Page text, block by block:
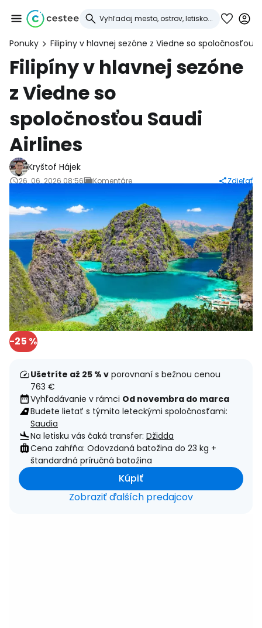
Ponuky Filipíny v hlavnej sezóne z Viedne so spoločnosťou
Filipíny v hlavnej sezóne
z Viedne so
spoločnosťou Saudi
Airlines
Kryštof Hájek
26. 06. 2026 08:56 Komentáre Zdieľať
-25 %
Ušetríte až 25 % v porovnaní s bežnou cenou
763 €
Vyhľadávanie v rámci Od novembra do marca
Budete lietať s týmito leteckými spoločnosťami:
Saudia
Na letisku vás čaká transfer: Džidda
Cena zahŕňa: Odovzdaná batožina do 23 kg +
štandardná príručná batožina
Kúpiť
Zobraziť ďalších predajcov
Prihláste sa do
služby Cestee
... celosvetovej komunity cestovateľov
Pokračovať na Facebooku
Pokračovať s e-mailom